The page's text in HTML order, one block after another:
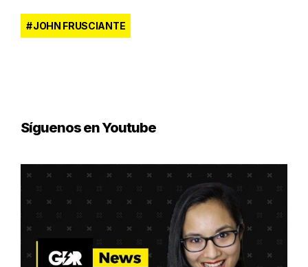
JOHN FRUSCIANTE
Síguenos en Youtube